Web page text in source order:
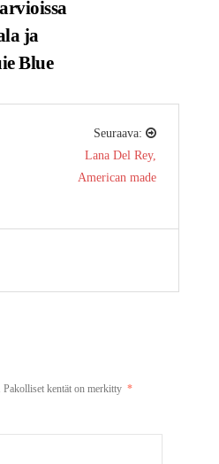
ja
Blue
Seuraava:
Lana Del Rey,
American made
Pakolliset kentät on merkitty *